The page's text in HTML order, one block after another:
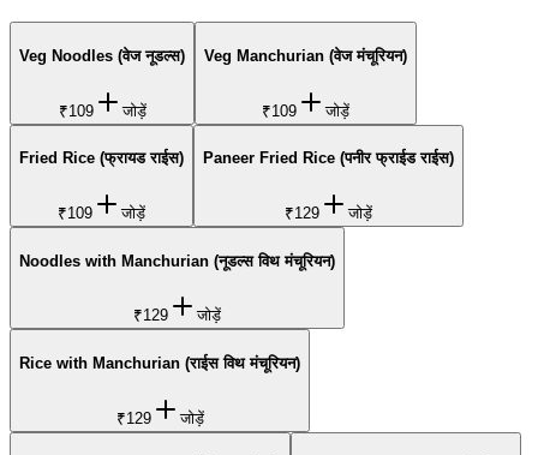
Veg Noodles (वेज नूडल्स)
₹109 जोड़ें
Veg Manchurian (वेज मंचूरियन)
₹109 जोड़ें
Fried Rice (फ्रायड राईस)
₹109 जोड़ें
Paneer Fried Rice (पनीर फ्राईड राईस)
₹129 जोड़ें
Noodles with Manchurian (नूडल्स विथ मंचूरियन)
₹129 जोड़ें
Rice with Manchurian (राईस विथ मंचूरियन)
₹129 जोड़ें